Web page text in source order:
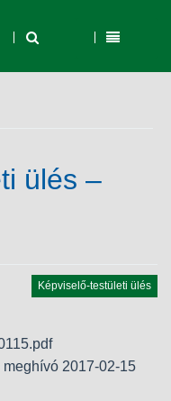
ülés –
Képviselő-testületi ülés
2017-02-15